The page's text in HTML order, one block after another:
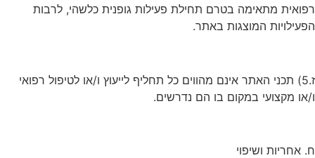
רפואית מתאימה בטרם תחילת פעילות גופנית כלשהי, לרבות
הפעילויות המוצגות באתר.
ז.5) תכני האתר אינם מהווים כל תחליף לייעוץ ו/או לטיפול רפואי
ו/או מקצועי במקום בו הם נדרשים.
ח. אחריות ושיפוי